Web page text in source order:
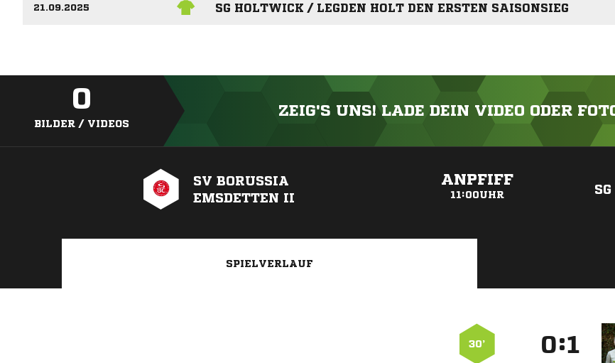
21.09.2025 SG HOLTWICK / LEGDEN HOLT DEN ERSTEN SAISONSIEG
0
BILDER / VIDEOS
ZEIG'S UNS! LADE DEIN VIDEO ODER
SV BORUSSIA
EMSDETTEN II
ANPFIFF
11:00UHR
SPIELVERLAUF
30’ :